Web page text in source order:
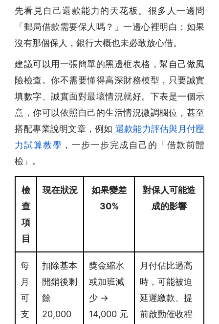
先看見自己還款能力的天花板。很多人一邊問
「郵局借款需要保人嗎？」一邊心裡明白：如果
沒有那個保人，銀行大概也未必敢放心借。
建議可以用一張簡單的黑邊框表格，幫自己做風
險檢查。你不需要懂得高深財務模型，只要誠實
填數字、誠實面對最壞情況就好。下表是一個示
意，你可以依照自己的生活情況微調欄位，甚至
搭配專業說明文章，例如 還款能力評估與月付壓
力試算教學 ，一步一步完成自己的「借款前體
檢」。
檢
查
項
目
現在狀況
如果變差
30%
對保人可能造
成的影響
每
月
可
支
扣除基本
開銷後剩
餘
20,000
獎金縮水
或加班減
少 →
14,000 元
月付佔比過高
時，可能被迫
延遲繳款、提
前啟動催收程